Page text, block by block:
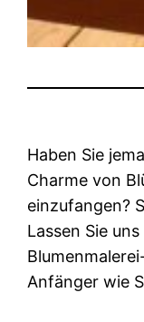
Haben Sie
Charme von
einzufangen?
Lassen Sie
Anfänger wie